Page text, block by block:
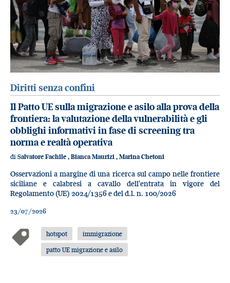
Diritti senza confini
Il Patto UE sulla migrazione e asilo alla prova della
frontiera: la valutazione della vulnerabilità e gli
obblighi informativi in fase di screening tra
norma e realtà operativa
di Salvatore Fachile , Bianca Maurizi , Marina Chetoni
Osservazioni a margine di una ricerca sul campo nelle frontiere
siciliane e calabresi a cavallo dell'entrata in vigore del
Regolamento (UE) 2024/1356 e del d.l. n. 100/2026
23/07/2026
hotspot
immigrazione
patto UE migrazione e asilo